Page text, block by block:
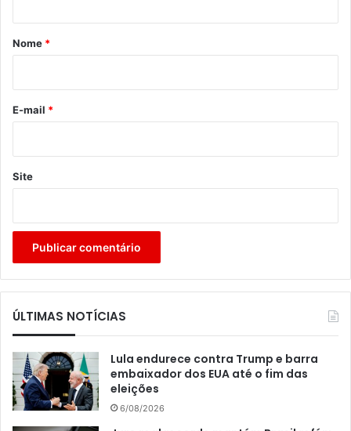
r
*
Nome *
E-mail *
Site
ÚLTIMAS NOTÍCIAS
Lula endurece contra Trump e barra
embaixador dos EUA até o fim das
eleições
6/08/2026